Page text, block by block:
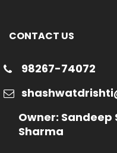
CONTACT US
98267-74072
Owner: Sandeep
Sharma